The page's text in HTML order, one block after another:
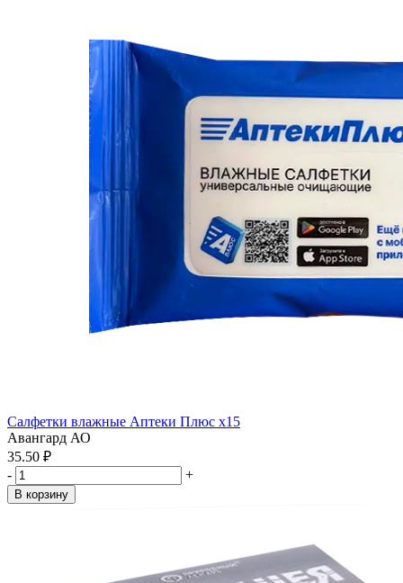
Салфетки влажные Аптеки Плюс x15
Авангард АО
35.50 ₽
-
+
В корзину